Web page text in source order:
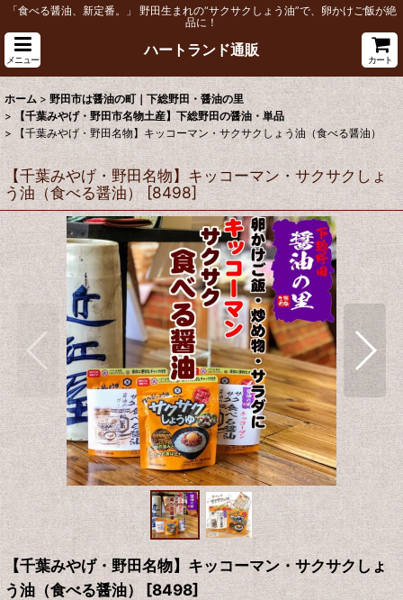
「食べる醤油、新定番。」 野田生まれの“サクサクしょう油”で、卵かけご飯が絶
品に！
メニュー
ハートランド通販
カート
ホーム > 野田市は醤油の町｜下総野田・醤油の里
> 【千葉みやげ・野田市名物土産】下総野田の醤油・単品
>
【千葉みやげ・野田名物】キッコーマン・サクサクしょう油（食べる醤油）
【千葉みやげ・野田名物】キッコーマン・サクサクしょ
う油（食べる醤油） [8498]
【千葉みやげ・野田名物】キッコーマン・サクサクしょ
う油（食べる醤油） [8498]